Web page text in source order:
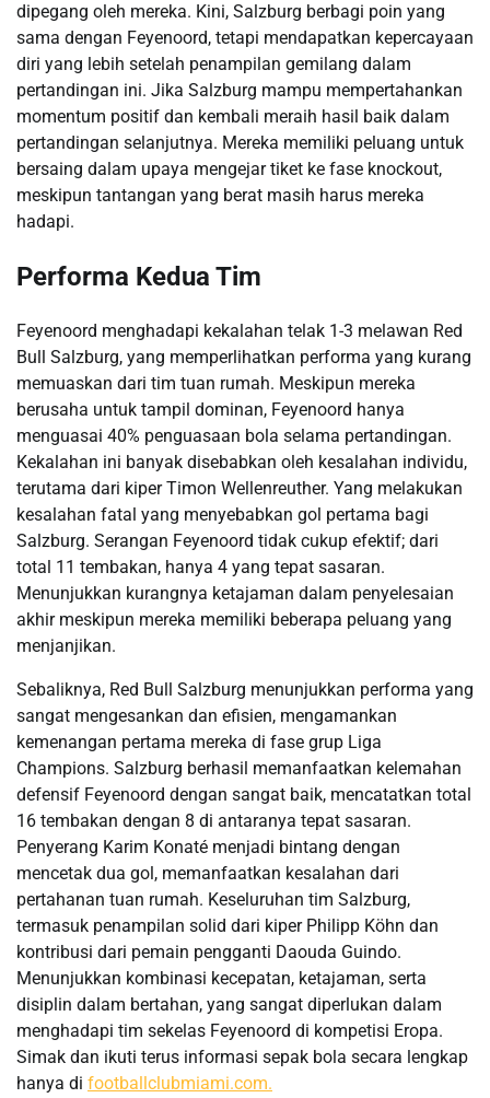
dipegang oleh mereka. Kini, Salzburg berbagi poin yang
sama dengan Feyenoord, tetapi mendapatkan kepercayaan
diri yang lebih setelah penampilan gemilang dalam
pertandingan ini. Jika Salzburg mampu mempertahankan
momentum positif dan kembali meraih hasil baik dalam
pertandingan selanjutnya. Mereka memiliki peluang untuk
bersaing dalam upaya mengejar tiket ke fase knockout,
meskipun tantangan yang berat masih harus mereka
hadapi.
Performa Kedua Tim
​Feyenoord menghadapi kekalahan telak 1-3 melawan Red
Bull Salzburg, yang memperlihatkan performa yang kurang
memuaskan dari tim tuan rumah.​ Meskipun mereka
berusaha untuk tampil dominan, Feyenoord hanya
menguasai 40% penguasaan bola selama pertandingan.
Kekalahan ini banyak disebabkan oleh kesalahan individu,
terutama dari kiper Timon Wellenreuther. Yang melakukan
kesalahan fatal yang menyebabkan gol pertama bagi
Salzburg. Serangan Feyenoord tidak cukup efektif; dari
total 11 tembakan, hanya 4 yang tepat sasaran.
Menunjukkan kurangnya ketajaman dalam penyelesaian
akhir meskipun mereka memiliki beberapa peluang yang
menjanjikan.
Sebaliknya, Red Bull Salzburg menunjukkan performa yang
sangat mengesankan dan efisien, mengamankan
kemenangan pertama mereka di fase grup Liga
Champions. Salzburg berhasil memanfaatkan kelemahan
defensif Feyenoord dengan sangat baik, mencatatkan total
16 tembakan dengan 8 di antaranya tepat sasaran.
Penyerang Karim Konaté menjadi bintang dengan
mencetak dua gol, memanfaatkan kesalahan dari
pertahanan tuan rumah. Keseluruhan tim Salzburg,
termasuk penampilan solid dari kiper Philipp Köhn dan
kontribusi dari pemain pengganti Daouda Guindo.
Menunjukkan kombinasi kecepatan, ketajaman, serta
disiplin dalam bertahan, yang sangat diperlukan dalam
menghadapi tim sekelas Feyenoord di kompetisi Eropa.
Simak dan ikuti terus informasi sepak bola secara lengkap
hanya di footballclubmiami.com.